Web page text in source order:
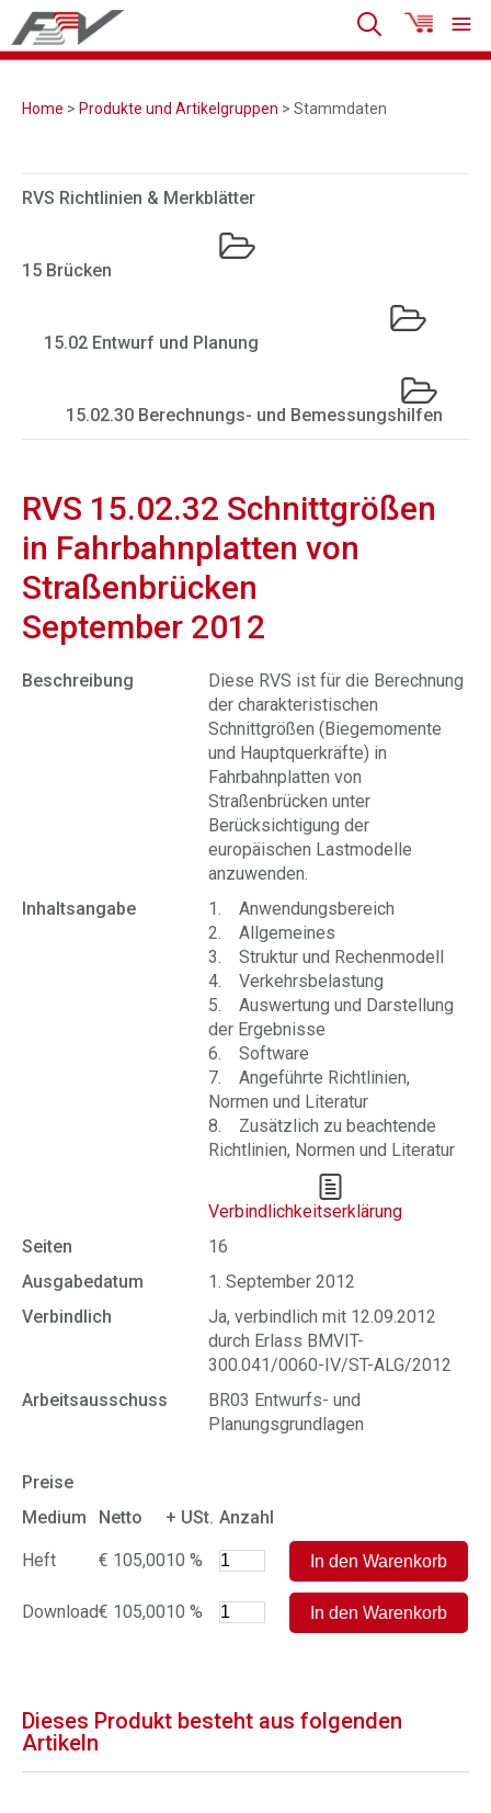
Home > Produkte und Artikelgruppen > Stammdaten
RVS Richtlinien & Merkblätter
15 Brücken
15.02 Entwurf und Planung
15.02.30 Berechnungs- und Bemessungshilfen
RVS 15.02.32 Schnittgrößen
in Fahrbahnplatten von
Straßenbrücken
September 2012
Beschreibung
Diese RVS ist für die Berechnung
der charakteristischen
Schnittgrößen (Biegemomente
und Hauptquerkräfte) in
Fahrbahnplatten von
Straßenbrücken unter
Berücksichtigung der
europäischen Lastmodelle
anzuwenden.
Inhaltsangabe
1. Anwendungsbereich
2. Allgemeines
3. Struktur und Rechenmodell
4. Verkehrsbelastung
5. Auswertung und Darstellung
der Ergebnisse
6. Software
7. Angeführte Richtlinien,
Normen und Literatur
8. Zusätzlich zu beachtende
Richtlinien, Normen und Literatur
Verbindlichkeitserklärung
Seiten
16
Ausgabedatum
1. September 2012
Verbindlich
Ja, verbindlich mit 12.09.2012
durch Erlass BMVIT-
300.041/0060-IV/ST-ALG/2012
Arbeitsausschuss
BR03 Entwurfs- und
Planungsgrundlagen
Preise
Medium
Netto + USt. Anzahl
Heft € 105,0010 %
Download€ 105,0010 %
Dieses Produkt besteht aus folgenden
Artikeln